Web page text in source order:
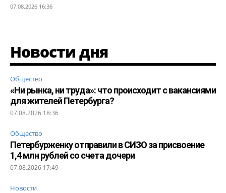
07.08.2026 16:36
Новости дня
Общество
«Ни рынка, ни труда»: что происходит с вакансиями
для жителей Петербурга?
07.08.2026 18:36
Общество
Петербурженку отправили в СИЗО за присвоение
1,4 млн рублей со счета дочери
07.08.2026 17:49
Новости